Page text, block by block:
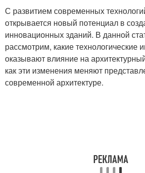
С развитием современных
открывается новый потенциал в
инновационных зданий. В данной
рассмотрим, какие технологические
оказывают влияние на
как эти изменения меняют
современной архитектуре.